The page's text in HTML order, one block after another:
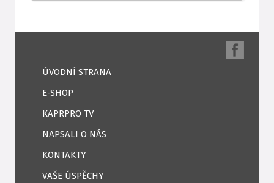
ÚVODNÍ STRANA
E-SHOP
KAPRPRO TV
NAPSALI O NÁS
KONTAKTY
VAŠE ÚSPĚCHY